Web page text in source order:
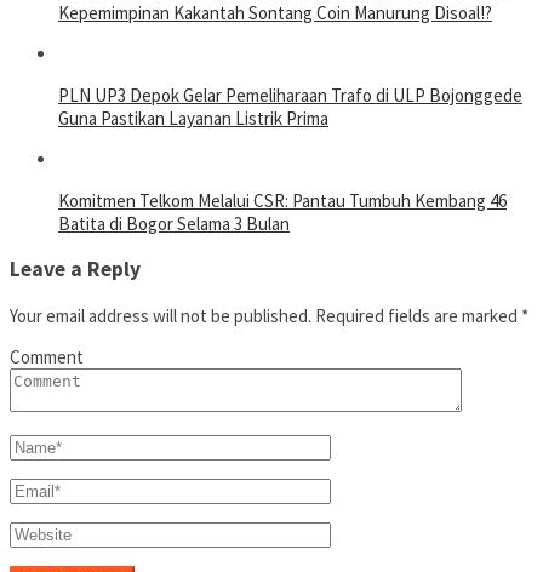
Kepemimpinan Kakantah Sontang Coin Manurung Disoal!?
PLN UP3 Depok Gelar Pemeliharaan Trafo di ULP Bojonggede
Guna Pastikan Layanan Listrik Prima
Komitmen Telkom Melalui CSR: Pantau Tumbuh Kembang 46
Batita di Bogor Selama 3 Bulan
Leave a Reply
Your email address will not be published. Required fields are marked *
Comment